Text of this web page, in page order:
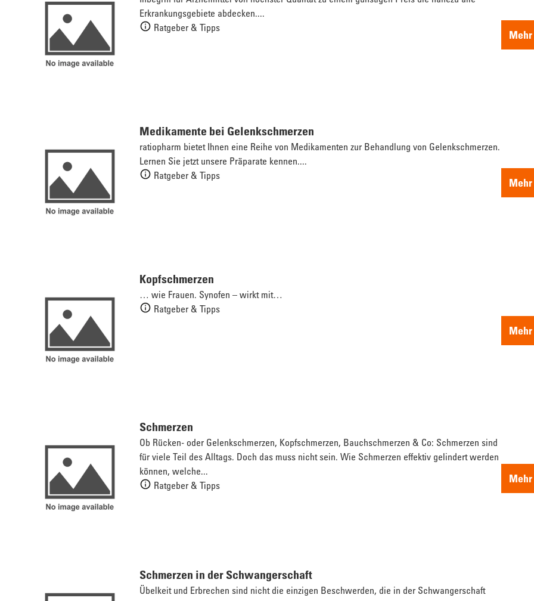
Erkrankungsgebiete abdecken....
Ratgeber & Tipps
Medikamente bei Gelenkschmerzen
ratiopharm bietet Ihnen eine Reihe von Medikamenten zur Behandlung von Gelenkschmerzen.
Lernen Sie jetzt unsere Präparate kennen....
Ratgeber & Tipps
Kopfschmerzen
… wie Frauen. Synofen – wirkt mit…
Ratgeber & Tipps
Schmerzen
Ob Rücken- oder Gelenkschmerzen, Kopfschmerzen, Bauchschmerzen & Co: Schmerzen sind
für viele Teil des Alltags. Doch das muss nicht sein. Wie Schmerzen effektiv gelindert werden
können, welche...
Ratgeber & Tipps
Schmerzen in der Schwangerschaft
Übelkeit und Erbrechen sind nicht die einzigen Beschwerden, die in der Schwangerschaft